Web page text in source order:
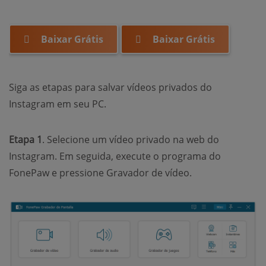
Baixar Grátis Baixar Grátis
Siga as etapas para salvar vídeos privados do
Instagram em seu PC.
Etapa 1. Selecione um vídeo privado na web do
Instagram. Em seguida, execute o programa do
FonePaw e pressione Gravador de vídeo.